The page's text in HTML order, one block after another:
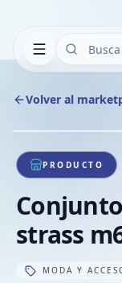
Volver al
1/1
PRODUCTO
strass
MODA Y